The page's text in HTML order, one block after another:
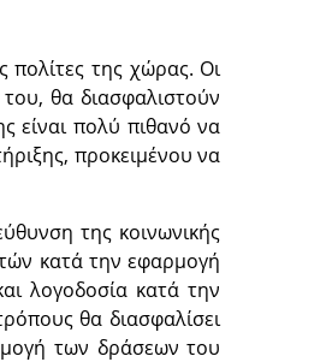
της χώρας. Οι
θα διασφαλιστούν
είναι πολύ πιθανό να
προκειμένου να
της κοινωνικής
κατά την εφαρμογή
λογοδοσία κατά την
θα διασφαλίσει
των δράσεων του